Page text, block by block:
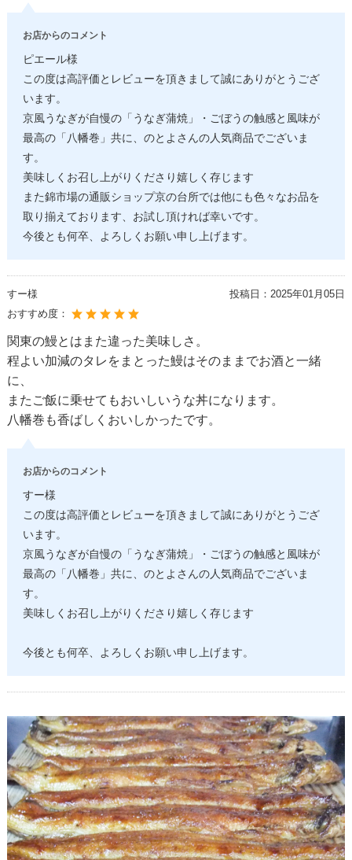
お店からのコメント
ピエール様
この度は高評価とレビューを頂きまして誠にありがとうござ
います。
京風うなぎが自慢の「うなぎ蒲焼」・ごぼうの触感と風味が
最高の「八幡巻」共に、のとよさんの人気商品でございま
す。
美味しくお召し上がりくださり嬉しく存じます
また錦市場の通販ショップ京の台所では他にも色々なお品を
取り揃えております、お試し頂ければ幸いです。
今後とも何卒、よろしくお願い申し上げます。
すー様 投稿日： 2025年01月05日
おすすめ度：
関東の鰻とはまた違った美味しさ。
程よい加減のタレをまとった鰻はそのままでお酒と一緒
に、
またご飯に乗せてもおいしいうな丼になります。
八幡巻も香ばしくおいしかったです。
お店からのコメント
すー様
この度は高評価とレビューを頂きまして誠にありがとうござ
います。
京風うなぎが自慢の「うなぎ蒲焼」・ごぼうの触感と風味が
最高の「八幡巻」共に、のとよさんの人気商品でございま
す。
美味しくお召し上がりくださり嬉しく存じます
今後とも何卒、よろしくお願い申し上げます。